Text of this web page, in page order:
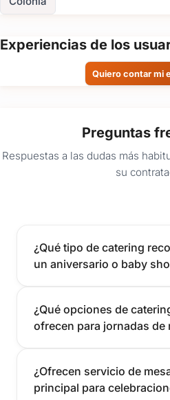
Experiencias de los
Quiero contar mi
Preguntas
Respuestas a las dudas más
su
¿Qué tipo de catering
un aniversario o baby
¿Qué opciones de
ofrecen para jornadas de
¿Ofrecen servicio de
principal para